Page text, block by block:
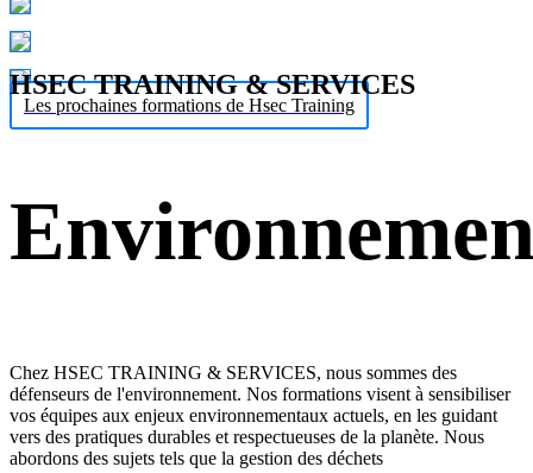
Les prochaines formations de Hsec Training
HSEC TRAINING & SERVICES
Chez HSEC TRAINING & SERVICES, nous sommes des
défenseurs de l'environnement. Nos formations visent à sensibiliser
vos équipes aux enjeux environnementaux actuels, en les guidant
vers des pratiques durables et respectueuses de la planète. Nous
abordons des sujets tels que la gestion des déchets